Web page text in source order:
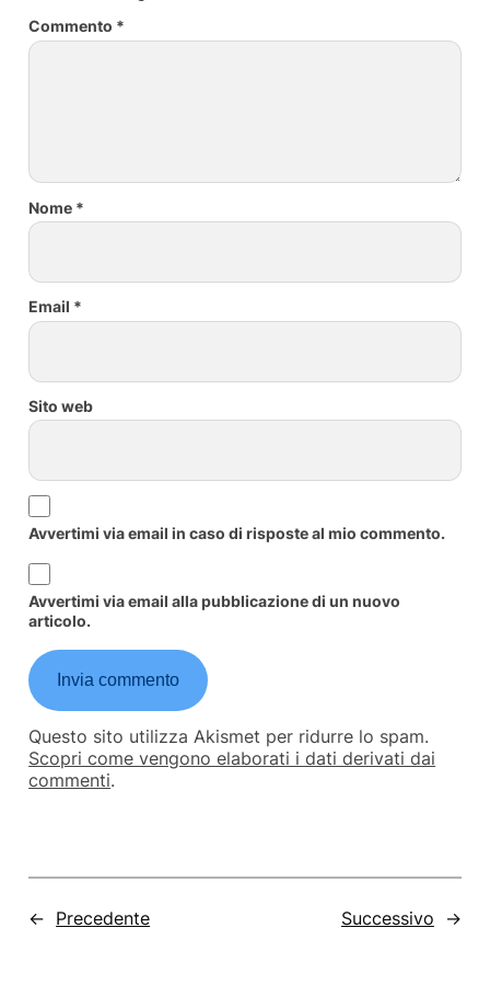
Commento *
Nome *
Email *
Sito web
Avvertimi via email in caso di risposte al mio commento.
Avvertimi via email alla pubblicazione di un nuovo
articolo.
Questo sito utilizza Akismet per ridurre lo spam.
Scopri come vengono elaborati i dati derivati dai
commenti.
← Precedente Successivo →